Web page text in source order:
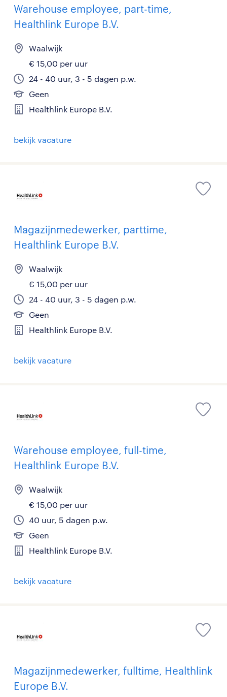
Warehouse employee, part-time,
Healthlink Europe B.V.
Waalwijk
€ 15,00 per uur
24 - 40 uur, 3 - 5 dagen p.w.
Geen
Healthlink Europe B.V.
bekijk vacature
Magazijnmedewerker, parttime,
Healthlink Europe B.V.
Waalwijk
€ 15,00 per uur
24 - 40 uur, 3 - 5 dagen p.w.
Geen
Healthlink Europe B.V.
bekijk vacature
Warehouse employee, full-time,
Healthlink Europe B.V.
Waalwijk
€ 15,00 per uur
40 uur, 5 dagen p.w.
Geen
Healthlink Europe B.V.
bekijk vacature
Magazijnmedewerker, fulltime, Healthlink
Europe B.V.